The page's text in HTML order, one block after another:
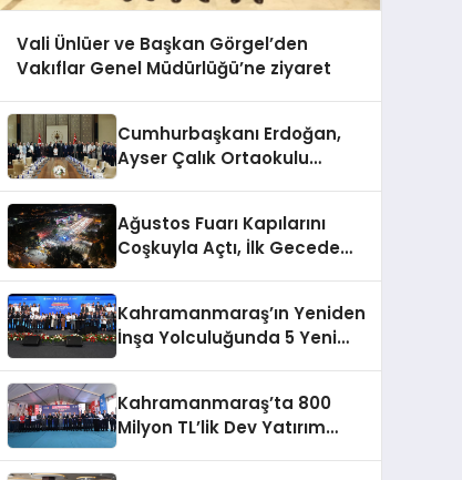
Vali Ünlüer ve Başkan Görgel’den
Vakıflar Genel Müdürlüğü’ne ziyaret
Cumhurbaşkanı Erdoğan,
Ayser Çalık Ortaokulu
Ağustos Fuarı Kapılarını
Coşkuyla Açtı, İlk Gecede
Kahramanmaraş’ın Yeniden
İnşa Yolculuğunda 5 Yeni
Kahramanmaraş’ta 800
Milyon TL’lik Dev Yatırım